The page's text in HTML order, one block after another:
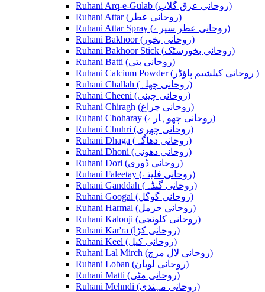
Ruhani Arq-e-Gulab (روحانی عرق گلاب)
Ruhani Attar (روحانی عطر)
Ruhani Attar Spray (روحانی عطر سپرے)
Ruhani Bakhoor (روحانی بخور)
Ruhani Bakhoor Stick (روحانی بخورسٹک)
Ruhani Batti (روحانی بتی)
Ruhani Calcium Powder (روحانی کیلشیم پاؤڈر )
Ruhani Challah (روحانی چھلہ)
Ruhani Cheeni (روحانی چینی)
Ruhani Chiragh (روحانی چراغ)
Ruhani Choharay (روحانی چھوہارے)
Ruhani Chuhri (روحانی چھری)
Ruhani Dhaga (روحانی دھاگہ)
Ruhani Dhoni (روحانی دھونی)
Ruhani Dori (روحانی ڈوری)
Ruhani Faleetay (روحانی فلیتے)
Ruhani Ganddah (روحانی گنڈہ)
Ruhani Googal (روحانی گوگل)
Ruhani Harmal (روحانی حرمل)
Ruhani Kalonji (روحانی کلونجی)
Ruhani Kar'ra (روحانی کڑا)
Ruhani Keel (روحانی کیل)
Ruhani Lal Mirch (روحانی لال مرچ)
Ruhani Loban (روحانی لوبان)
Ruhani Matti (روحانی مٹی)
Ruhani Mehndi (روحانی مہندی)